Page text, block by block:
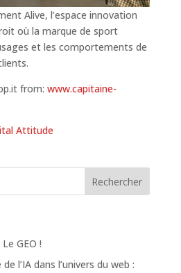
Alive, l’espace innovation
où la marque de sport
et les comportements de
from: www.capitaine-
Attitude
GEO !
l’IA dans l’univers du web :